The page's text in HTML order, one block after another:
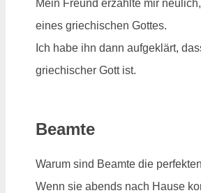
Mein Freund erzählte mir
eines griechischen Gottes.
Ich habe ihn dann aufgeklärt,
griechischer Gott ist.
Beamte
Warum sind Beamte die
Wenn sie abends nach Hause